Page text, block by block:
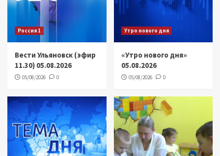
Россия 1
Вести Ульяновск (эфир
11.30) 05.08.2026
05/08/2026 0
Утро нового дня
«Утро нового дня»
05.08.2026
05/08/2026 0